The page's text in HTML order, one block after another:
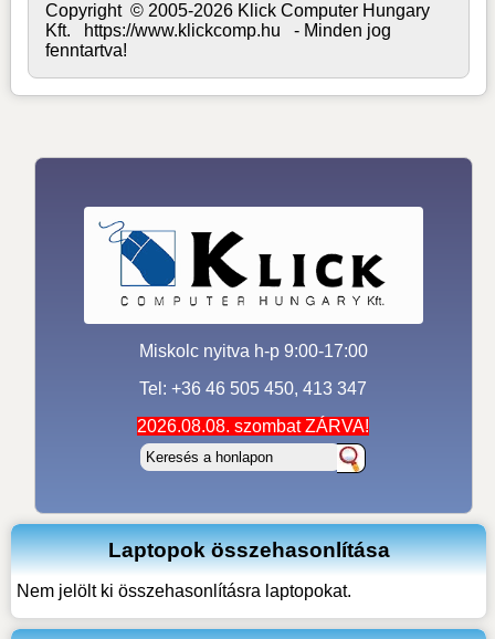
Copyright © 2005-2026 Klick Computer Hungary
Kft. https://www.klickcomp.hu - Minden jog
fenntartva!
Miskolc nyitva h-p 9:00-17:00
Tel: +36 46 505 450, 413 347
2026.08.08. szombat ZÁRVA!
Laptopok összehasonlítása
Nem jelölt ki összehasonlításra laptopokat.